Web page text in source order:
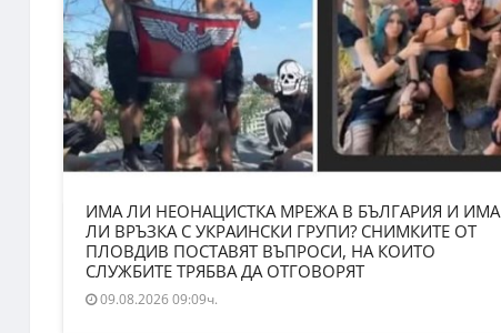
ИМА ЛИ НЕОНАЦИСТКА МРЕЖА В БЪЛГАРИЯ И ИМА
ЛИ ВРЪЗКА С УКРАИНСКИ ГРУПИ? СНИМКИТЕ ОТ
ПЛОВДИВ ПОСТАВЯТ ВЪПРОСИ, НА КОИТО
СЛУЖБИТЕ ТРЯБВА ДА ОТГОВОРЯТ
09.08.2026 09:09ч.